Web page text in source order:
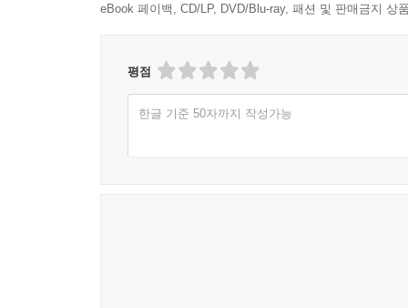
<36장> 성공보다 성실을 선택하는 신앙인
<38장> 유혹은 작은 틈으로 들어온다
<39장> 믿음은 일상 속 선택에서 증명된다
<40장> 세상 속에 살지만 세상에 속하지 않는 삶
eBook 페이백, CD/LP, DVD/Blu-ray, 패션 및 판매금지 상
평점
한글 기준 50자까지 작성가능